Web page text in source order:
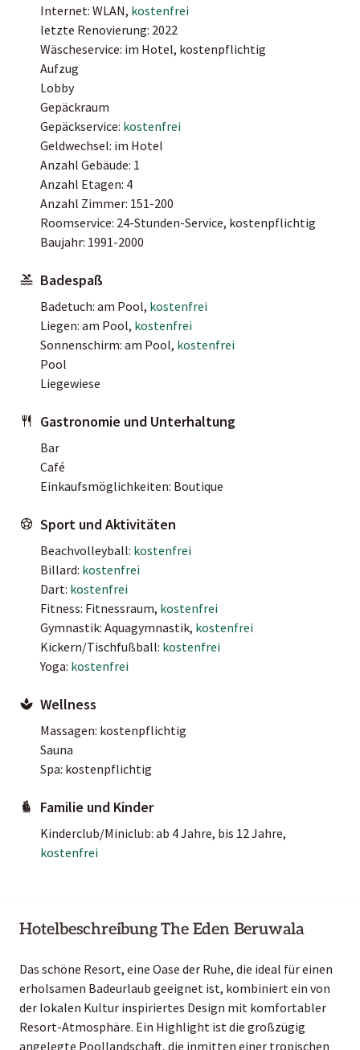
Internet: WLAN, kostenfrei
letzte Renovierung: 2022
Wäscheservice: im Hotel, kostenpflichtig
Aufzug
Lobby
Gepäckraum
Gepäckservice: kostenfrei
Geldwechsel: im Hotel
Anzahl Gebäude: 1
Anzahl Etagen: 4
Anzahl Zimmer: 151-200
Roomservice: 24-Stunden-Service, kostenpflichtig
Baujahr: 1991-2000
Badespaß
Badetuch: am Pool, kostenfrei
Liegen: am Pool, kostenfrei
Sonnenschirm: am Pool, kostenfrei
Pool
Liegewiese
Gastronomie und Unterhaltung
Bar
Café
Einkaufsmöglichkeiten: Boutique
Sport und Aktivitäten
Beachvolleyball: kostenfrei
Billard: kostenfrei
Dart: kostenfrei
Fitness: Fitnessraum, kostenfrei
Gymnastik: Aquagymnastik, kostenfrei
Kickern/Tischfußball: kostenfrei
Yoga: kostenfrei
Wellness
Massagen: kostenpflichtig
Sauna
Spa: kostenpflichtig
Familie und Kinder
Kinderclub/Miniclub: ab 4 Jahre, bis 12 Jahre,
kostenfrei
Hotelbeschreibung The Eden Beruwala
Das schöne Resort, eine Oase der Ruhe, die ideal für einen
erholsamen Badeurlaub geeignet ist, kombiniert ein von
der lokalen Kultur inspiriertes Design mit komfortabler
Resort-Atmosphäre. Ein Highlight ist die großzügig
angelegte Poollandschaft, die inmitten einer tropischen